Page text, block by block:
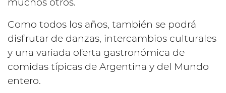
muchos otros.
Como todos los años, también se podrá
disfrutar de danzas, intercambios culturales
y una variada oferta gastronómica de
comidas típicas de Argentina y del Mundo
entero.